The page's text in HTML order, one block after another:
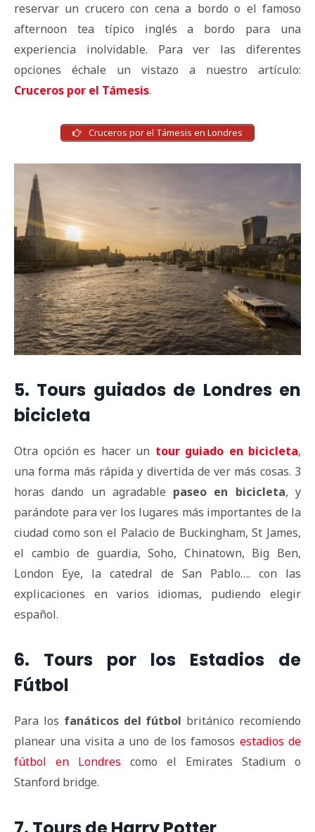
reservar un crucero con cena a bordo o el famoso
afternoon tea típico inglés a bordo para una
experiencia inolvidable. Para ver las diferentes
opciones échale un vistazo a nuestro artículo:
Cruceros por el Támesis.
Cruceros por el Támesis en Londres
5. Tours guiados de Londres en
bicicleta
Otra opción es hacer un tour guiado en bicicleta,
una forma más rápida y divertida de ver más cosas. 3
horas dando un agradable paseo en bicicleta, y
parándote para ver los lugares más importantes de la
ciudad como son el Palacio de Buckingham, St James,
el cambio de guardia, Soho, Chinatown, Big Ben,
London Eye, la catedral de San Pablo…. con las
explicaciones en varios idiomas, pudiendo elegir
español.
6. Tours por los Estadios de
Fútbol
Para los fanáticos del fútbol británico recomiendo
planear una visita a uno de los famosos estadios de
fútbol en Londres como el Emirates Stadium o
Stanford bridge.